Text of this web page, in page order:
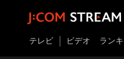
テレビ ビデオ ラン